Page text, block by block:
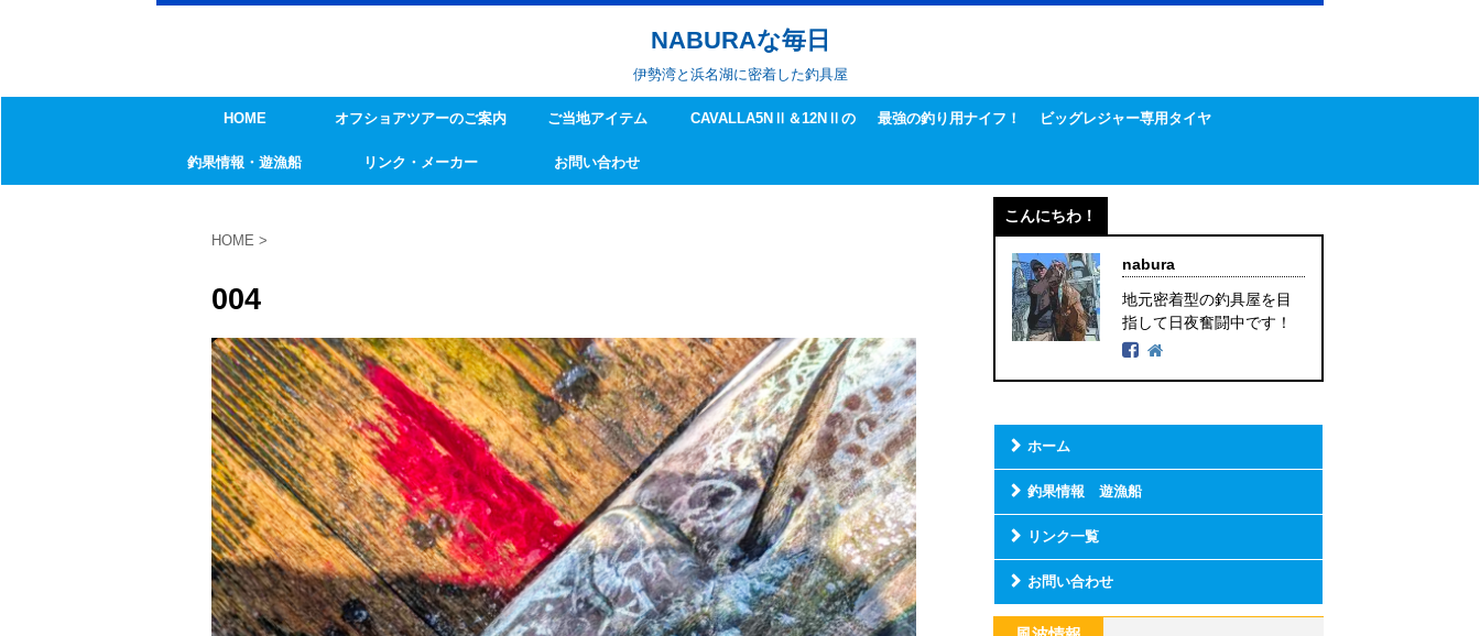
NABURAな毎日
伊勢湾と浜名湖に密着した釣具屋
HOME オフショアツアーのご案内 ご当地アイテム CAVALLA5NⅡ＆12NⅡの 最強の釣り用ナイフ！ ビッグレジャー専用タイヤ
釣果情報・遊漁船 リンク・メーカー お問い合わせ
HOME >
004
こんにちわ！
nabura
地元密着型の釣具屋を目
指して日夜奮闘中です！
ホーム
釣果情報 遊漁船
リンク一覧
お問い合わせ